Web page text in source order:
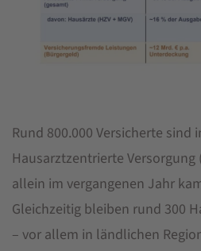
Rund 800.000 Versicherte sind
Hausarztzentrierte Versorgung
allein im vergangenen Jahr
Gleichzeitig bleiben rund 300
– vor allem in ländlichen